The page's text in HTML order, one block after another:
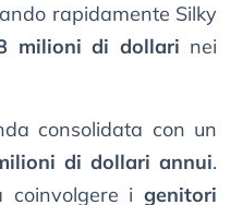
rapidamente Silky
milioni di dollari nei
consolidata con un
di dollari annui.
i genitori